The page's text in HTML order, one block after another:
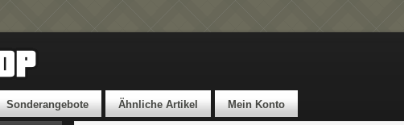
Sonderangebote Ähnliche Artikel Mein Konto